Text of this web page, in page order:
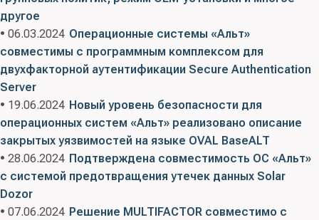
другое
• 06.03.2024 Операционные системы «Альт»
совместимы с программным комплексом для
двухфакторной аутентификации Secure Authentication
Server
• 19.06.2024 Новый уровень безопасности для
операционных систем «Альт» реализовано описание
закрытых уязвимостей на языке OVAL BaseALT
• 28.06.2024 Подтверждена совместимость ОС «Альт»
с системой предотвращения утечек данных Solar
Dozor
• 07.06.2024 Решение MULTIFACTOR совместимо с